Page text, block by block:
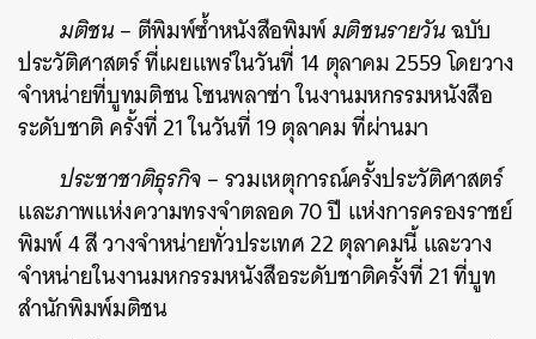
มติชน– ตีพิมพ์ซ้ำหนังสือพิมพ์มติชนรายวันฉบับ
ประวัติศาสตร์ ที่เผยแพร่ในวันที่ 14 ตุลาคม 2559 โดยวาง
จำหน่ายที่บูทมติชน โซนพลาซ่า ในงานมหกรรมหนังสือ
ระดับชาติ ครั้งที่ 21 ในวันที่ 19 ตุลาคม ที่ผ่านมา
ประชาชาติธุรกิจ– รวมเหตุการณ์ครั้งประวัติศาสตร์
และภาพแห่งความทรงจำตลอด 70 ปี แห่งการครองราชย์
พิมพ์ 4 สี วางจำหน่ายทั่วประเทศ 22 ตุลาคมนี้ และวาง
จำหน่ายในงานมหกรรมหนังสือระดับชาติครั้งที่ 21 ที่บูท
สำนักพิมพ์มติชน